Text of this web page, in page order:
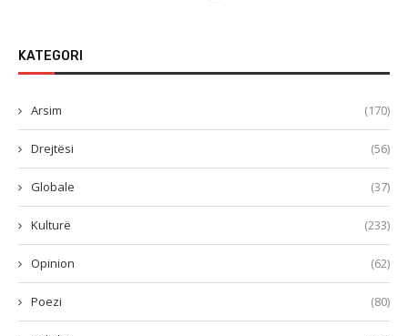
KATEGORI
Arsim (170)
Drejtësi (56)
Globale (37)
Kulturë (233)
Opinion (62)
Poezi (80)